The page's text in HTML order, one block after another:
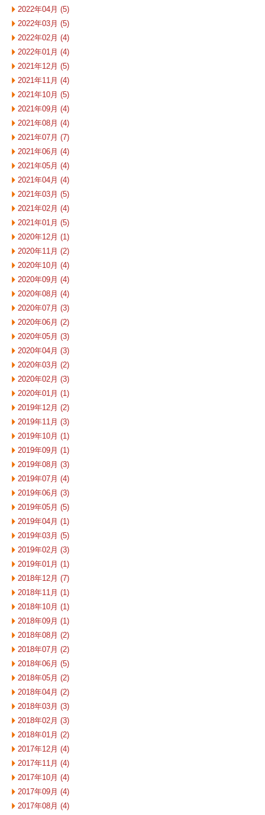
2022年04月 (5)
2022年03月 (5)
2022年02月 (4)
2022年01月 (4)
2021年12月 (5)
2021年11月 (4)
2021年10月 (5)
2021年09月 (4)
2021年08月 (4)
2021年07月 (7)
2021年06月 (4)
2021年05月 (4)
2021年04月 (4)
2021年03月 (5)
2021年02月 (4)
2021年01月 (5)
2020年12月 (1)
2020年11月 (2)
2020年10月 (4)
2020年09月 (4)
2020年08月 (4)
2020年07月 (3)
2020年06月 (2)
2020年05月 (3)
2020年04月 (3)
2020年03月 (2)
2020年02月 (3)
2020年01月 (1)
2019年12月 (2)
2019年11月 (3)
2019年10月 (1)
2019年09月 (1)
2019年08月 (3)
2019年07月 (4)
2019年06月 (3)
2019年05月 (5)
2019年04月 (1)
2019年03月 (5)
2019年02月 (3)
2019年01月 (1)
2018年12月 (7)
2018年11月 (1)
2018年10月 (1)
2018年09月 (1)
2018年08月 (2)
2018年07月 (2)
2018年06月 (5)
2018年05月 (2)
2018年04月 (2)
2018年03月 (3)
2018年02月 (3)
2018年01月 (2)
2017年12月 (4)
2017年11月 (4)
2017年10月 (4)
2017年09月 (4)
2017年08月 (4)